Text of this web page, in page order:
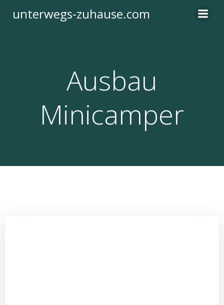
Inhalt
unterwegs-zuhause.com
Ausbau
Minicamper